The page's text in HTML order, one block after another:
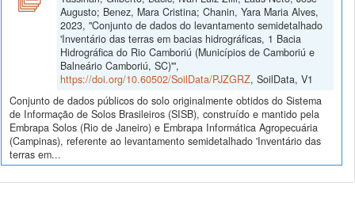
Augusto; Benez, Mara Cristina; Chanin, Yara Maria Alves,
2023, "Conjunto de dados do levantamento semidetalhado
'Inventário das terras em bacias hidrográficas, 1 Bacia
Hidrográfica do Rio Camboriú (Municípios de Camboriú e
Balneário Camboriú, SC)'",
https://doi.org/10.60502/SoilData/PJZGRZ, SoilData, V1
Conjunto de dados públicos do solo originalmente obtidos do Sistema
de Informação de Solos Brasileiros (SISB), construído e mantido pela
Embrapa Solos (Rio de Janeiro) e Embrapa Informática Agropecuária
(Campinas), referente ao levantamento semidetalhado 'Inventário das
terras em...